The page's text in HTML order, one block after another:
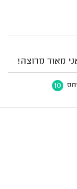
מאוד מרוצה!
10